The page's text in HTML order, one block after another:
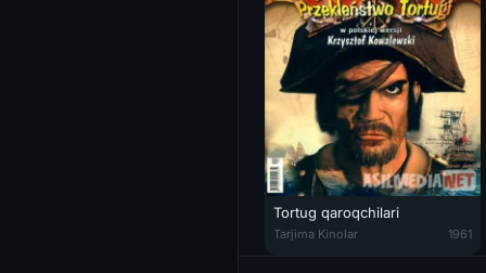
Tortug qaroqchilari
Tortug qaroqchilari Uzbek tilida
Tarjima Kinolar 1961